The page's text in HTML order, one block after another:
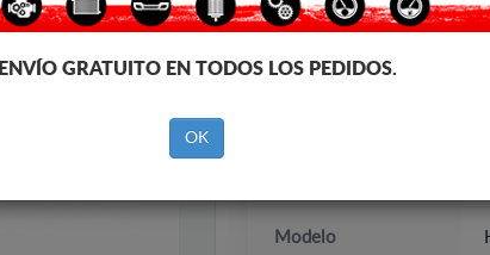
IVA incl.
Modelo
ENVÍO GRATUITO EN TODOS LOS PEDIDOS.
OK